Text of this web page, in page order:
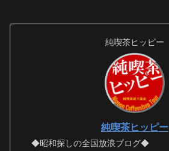
純喫茶ヒッピー
純喫茶ヒッピー
◆昭和探しの全国放浪ブログ◆